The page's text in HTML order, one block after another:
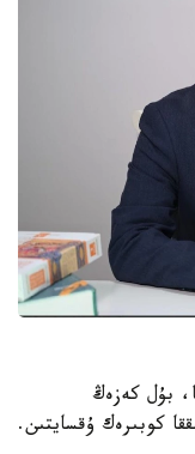
بۇل كەزەڭ
كوبىرەك ۇقسايتىن.